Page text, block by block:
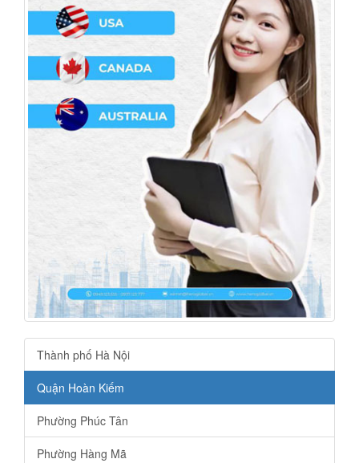
Thành phố Hà Nội
Quận Hoàn Kiếm
Phường Phúc Tân
Phường Hàng Mã